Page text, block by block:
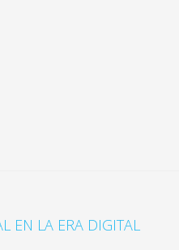
EN LA ERA DIGITAL